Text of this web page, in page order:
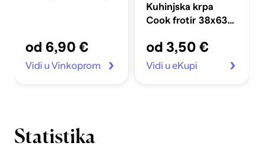
od 6,90 €
Vidi u Vinkoprom
Kuhinjska krpa
Cook frotir 38x63
od 3,50 €
Vidi u eKupi
Statistika